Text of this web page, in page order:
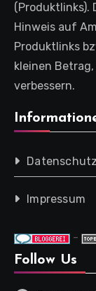
(Produktlinks).
Hinweis auf
Produktlinks
kleinen
verbessern.
Datenschutz
Impressum
-
Follow Us